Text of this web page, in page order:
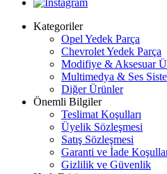
Kategoriler
Opel Yedek Parça
Chevrolet Yedek Parça
Modifiye & Aksesuar
Multimedya & Ses
Diğer Ürünler
Önemli Bilgiler
Teslimat Koşulları
Üyelik Sözleşmesi
Satış Sözleşmesi
Garanti ve İade
Gizlilik ve Güvenlik